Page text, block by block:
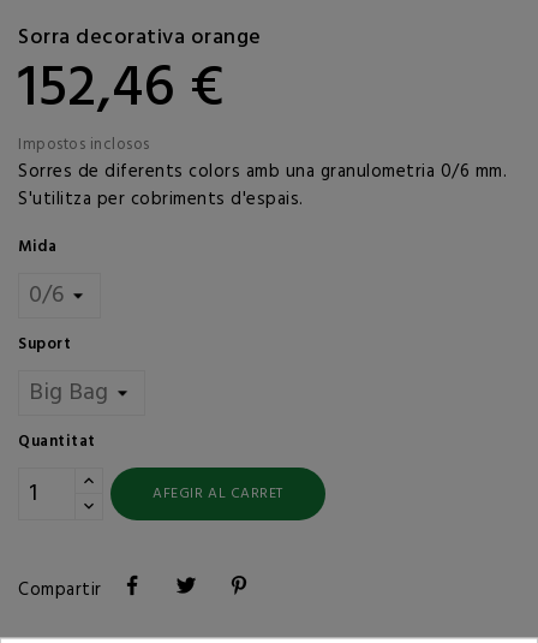
Sorra decorativa orange
152,46 €
Impostos inclosos
Sorres de diferents colors amb una granulometria 0/6 mm.
S'utilitza per cobriments d'espais.
Mida
Suport
Quantitat
AFEGIR AL CARRET
Compartir